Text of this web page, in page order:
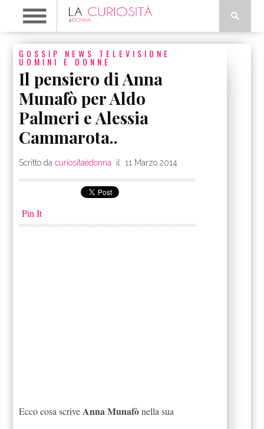
GOSSIP NEWS TELEVISIONE
UOMINI E DONNE
Il pensiero di Anna
Munafò per Aldo
Palmeri e Alessia
Cammarota..
Scritto dacuriositaèdonna il11 Marzo 2014
Pin It
Ecco cosa scrive Anna Munafònella sua